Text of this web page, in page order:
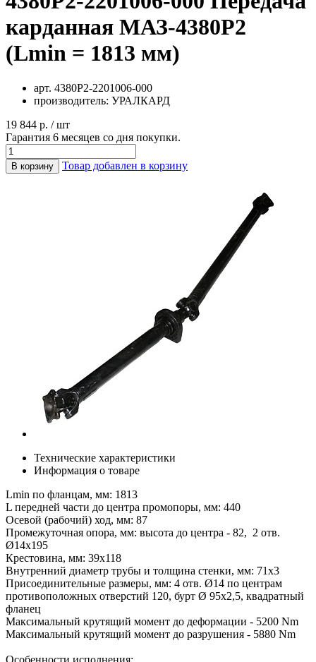
карданная МАЗ-4380Р2
(Lmin = 1813 мм)
арт. 4380Р2-2201006-000
производитель: УРАЛКАРД
19 844 р. / шт
Гарантия 6 месяцев со дня покупки.
В корзину Товар добавлен в корзину
Технические характеристики
Информация о товаре
Lmin по фланцам, мм: 1813
L передней части до центра промопоры, мм: 440
Осевой (рабочий) ход, мм: 87
Промежуточная опора, мм: высота до центра - 82, 2 отв.
Ø14х195
Крестовина, мм: 39х118
Внутренний диаметр трубы и толщина стенки, мм: 71х3
Присоединительные размеры, мм: 4 отв. Ø14 по центрам
противоположных отверстий 120, бурт Ø 95х2,5, квадратный
фланец
Максимальный крутящий момент до деформации - 5200 Nm
Максимальный крутящий момент до разрушения - 5880 Nm
Особенности исполнения: